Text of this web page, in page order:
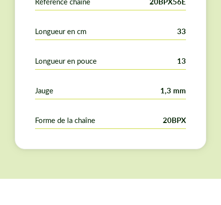
Longueur en cm 33
Longueur en pouce 13
Jauge 1,3 mm
Forme de la chaîne 20BPX